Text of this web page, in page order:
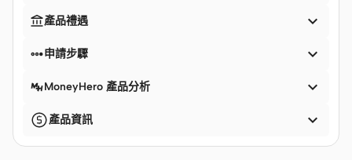
產品禮遇 
申請步驟 
MoneyHero 產品分析 
產品資訊 